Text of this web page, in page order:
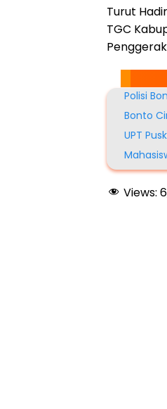
Turut
TGC
Polisi
Bonto
UPT
Views: